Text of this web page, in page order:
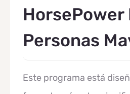
HorsePower
Personas
Este programa está